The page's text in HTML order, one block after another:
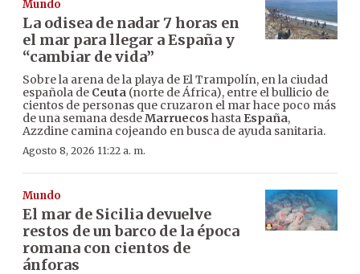
Mundo
La odisea de nadar 7 horas en
el mar para llegar a España y
“cambiar de vida”
Sobre la arena de la playa de El Trampolín, en la ciudad
española de Ceuta (norte de África), entre el bullicio de
cientos de personas que cruzaron el mar hace poco más
de una semana desdeMarruecos hasta España,
Azzdine camina cojeando en busca de ayuda sanitaria.
Agosto 8, 2026 11:22 a. m.
Mundo
El mar de Sicilia devuelve
restos de un barco de la época
romana con cientos de
ánforas